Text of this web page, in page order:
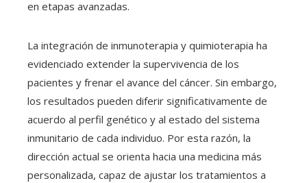
en etapas avanzadas.
La integración de inmunoterapia y quimioterapia ha
evidenciado extender la supervivencia de los
pacientes y frenar el avance del cáncer. Sin embargo,
los resultados pueden diferir significativamente de
acuerdo al perfil genético y al estado del sistema
inmunitario de cada individuo. Por esta razón, la
dirección actual se orienta hacia una medicina más
personalizada, capaz de ajustar los tratamientos a